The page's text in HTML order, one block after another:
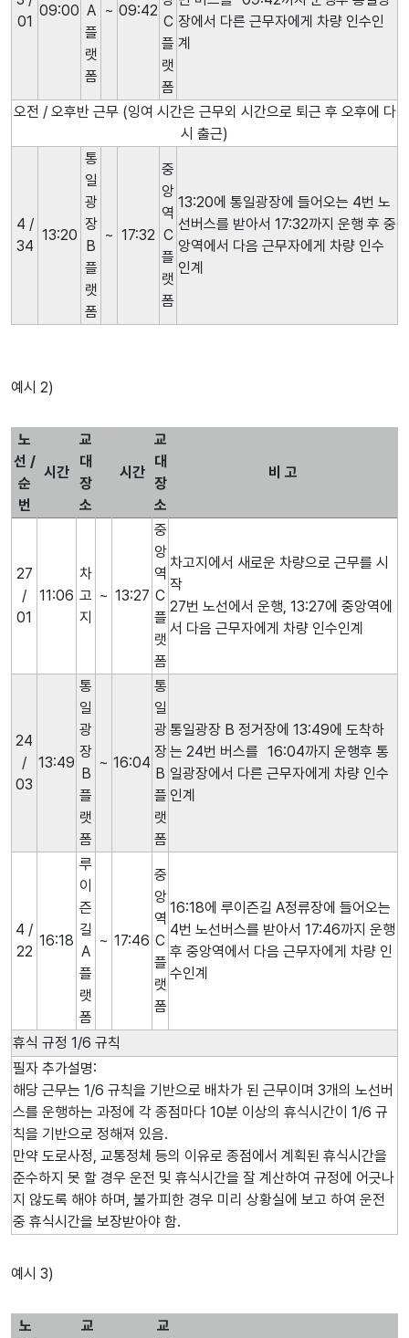
01
09:00 A
플
랫
폼
~ 09:42
C
플
랫
폼
장에서 다른 근무자에게 차량 인수인
계
오전 / 오후반 근무 (잉여 시간은 근무외 시간으로 퇴근 후 오후에 다
시 출근)
4 /
34
13:20
통
일
광
장
B
플
랫
폼
~ 17:32
중
앙
역
C
플
랫
폼
13:20에 통일광장에 들어오는 4번 노
선버스를 받아서 17:32까지 운행 후 중
앙역에서 다음 근무자에게 차량 인수
인계
예시 2)
노
선 /
순
번
시간
교
대
장
소
시간
교
대
장
소
비 고
27
/
01
11:06
차
고
지
~ 13:27
중
앙
역
C
플
랫
폼
차고지에서 새로운 차량으로 근무를 시
작
27번 노선에서 운행, 13:27에 중앙역에
서 다음 근무자에게 차량 인수인계
24
/
03
13:49
통
일
광
장
B
플
랫
폼
~ 16:04
통
일
광
장
B
플
랫
폼
통일광장 B 정거장에 13:49에 도착하
는 24번 버스를 16:04까지 운행후 통
일광장에서 다른 근무자에게 차량 인수
인계
4 /
22
16:18
루
이
즌
길
A
플
랫
폼
~ 17:46
중
앙
역
C
플
랫
폼
16:18에 루이즌길 A정류장에 들어오는
4번 노선버스를 받아서 17:46까지 운행
후 중앙역에서 다음 근무자에게 차량 인
수인계
휴식 규정 1/6 규칙
필자 추가설명:
해당 근무는 1/6 규칙을 기반으로 배차가 된 근무이며 3개의 노선버
스를 운행하는 과정에 각 종점마다 10분 이상의 휴식시간이 1/6 규
칙을 기반으로 정해져 있음.
만약 도로사정, 교통정체 등의 이유로 종점에서 계획된 휴식시간을
준수하지 못 할 경우 운전 및 휴식시간을 잘 계산하여 규정에 어긋나
지 않도록 해야 하며, 불가피한 경우 미리 상황실에 보고 하여 운전
중 휴식시간을 보장받아야 함.
예시 3)
노
교
교